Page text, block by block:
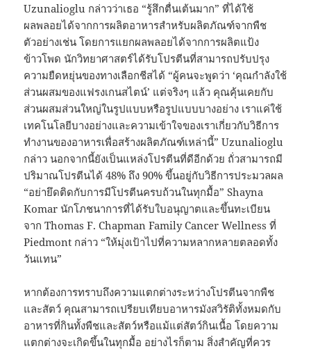
Uzunalioglu กล่าวว่าเธอ “รู้สึกตื่นเต้นมาก” ที่ได้ใช้
ผลพลอยได้จากการผลิตอาหารสำหรับผลิตภัณฑ์จากพืช
ตัวอย่างเช่น โดยการแยกผลพลอยได้จากการผลิตแป้ง
ข้าวโพด นักวิทยาศาสตร์ได้รับโปรตีนที่สามารถปรับปรุง
ความยืดหยุ่นของทางเลือกชีสได้ “ผู้คนจะพูดว่า ‘คุณกำลังใช้
ส่วนผสมของแฟรงเกนสไตน์’ แต่จริงๆ แล้ว คุณคุ้นเคยกับ
ส่วนผสมส่วนใหญ่ในรูปแบบหรือรูปแบบบางอย่าง เราแค่ใช้
เทคโนโลยีบางอย่างและความเข้าใจของเราเกี่ยวกับวิธีการ
ทำงานของอาหารเพื่อสร้างผลิตภัณฑ์เหล่านี้” Uzunalioglu
กล่าว นอกจากนี้ยังเป็นแหล่งโปรตีนที่ดีอีกด้วย ถั่วสามารถมี
ปริมาณโปรตีนได้ 48% ถึง 90% ขึ้นอยู่กับวิธีการประมวลผล
“อย่ายึดติดกับการมีโปรตีนครบถ้วนในทุกมื้อ” Shayna
Komar นักโภชนาการที่ได้รับใบอนุญาตและขึ้นทะเบียน
จาก Thomas F. Chapman Family Cancer Wellness ที่
Piedmont กล่าว “ให้มุ่งเป้าไปที่ความหลากหลายตลอดทั้ง
วันแทน”
หากต้องการทราบถึงความแตกต่างระหว่างโปรตีนจากพืช
และสัตว์ คุณสามารถเปรียบเทียบอาหารมังสวิรัติทั้งหมดกับ
อาหารที่กินทั้งพืชและสัตว์หรือแม้แต่สัตว์กินเนื้อ โดยความ
แตกต่างจะเกิดขึ้นในทุกมื้อ อย่างไรก็ตาม สิ่งสำคัญที่ควร